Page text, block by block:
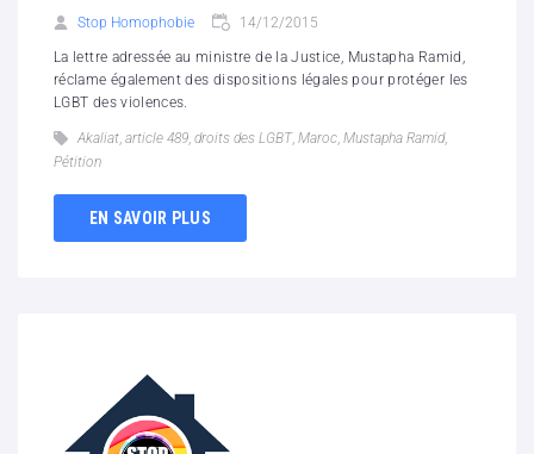
Stop Homophobie 14/12/2015
La lettre adressée au ministre de la Justice, Mustapha Ramid,
réclame également des dispositions légales pour protéger les
LGBT des violences.
Akaliat, article 489, droits des LGBT, Maroc, Mustapha Ramid,
Pétition
EN SAVOIR PLUS